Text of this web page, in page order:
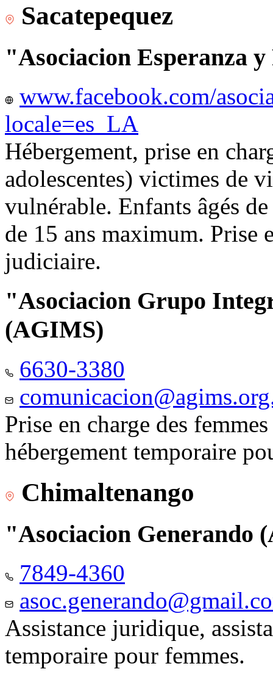
Sacatepequez
"Asociacion Esperanza
www.facebook.com/
locale=es_LA
Hébergement, prise en
adolescentes) victimes de
vulnérable. Enfants âgés
de 15 ans maximum. Prise
judiciaire.
"Asociacion Grupo
(AGIMS)
6630-3380
Prise en charge des
hébergement temporaire
Chimaltenango
"Asociacion Generando
7849-4360
Assistance juridique,
temporaire pour femmes.